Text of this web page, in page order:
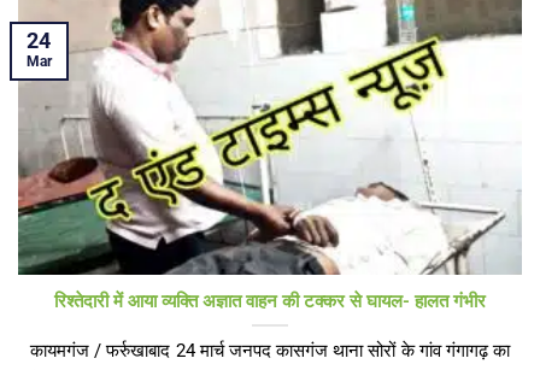
रिश्तेदारी में आया व्यक्ति अज्ञात वाहन की टक्कर से घायल- हालत गंभीर
कायमगंज / फर्रुखाबाद 24 मार्च जनपद कासगंज थाना सोरों के गांव गंगागढ़ का
24
Mar